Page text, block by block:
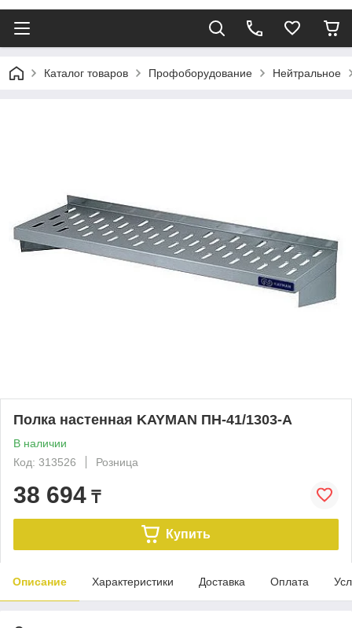
Каталог товаров Профоборудование Нейтральное
Полка настенная KAYMAN ПН-41/1303-А
В наличии
Код: 313526
Розница
38 694 ₸
Купить
Описание Характеристики Доставка Оплата